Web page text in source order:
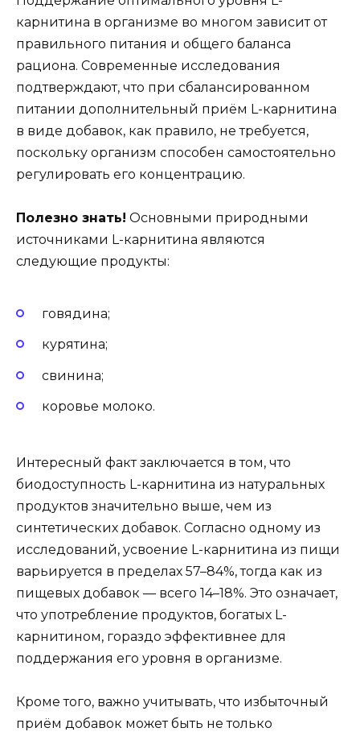
карнитина в организме во многом зависит от
правильного питания и общего баланса
рациона. Современные исследования
подтверждают, что при сбалансированном
питании дополнительный приём L-карнитина
в виде добавок, как правило, не требуется,
поскольку организм способен самостоятельно
регулировать его концентрацию.
Полезно знать! Основными природными
источниками L-карнитина являются
следующие продукты:
говядина;
курятина;
свинина;
коровье молоко.
Интересный факт заключается в том, что
биодоступность L-карнитина из натуральных
продуктов значительно выше, чем из
синтетических добавок. Согласно одному из
исследований, усвоение L-карнитина из пищи
варьируется в пределах 57–84%, тогда как из
пищевых добавок — всего 14–18%. Это означает,
что употребление продуктов, богатых L-
карнитином, гораздо эффективнее для
поддержания его уровня в организме.
Кроме того, важно учитывать, что избыточный
приём добавок может быть не только